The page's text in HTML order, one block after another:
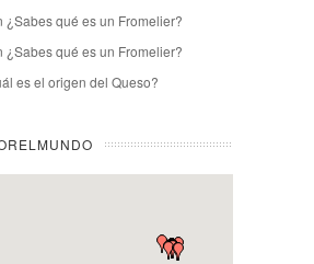
¿Sabes qué es un Fromelier?
¿Sabes qué es un Fromelier?
es el origen del Queso?